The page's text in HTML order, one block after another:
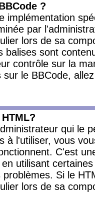
?
implémentation
par
lors de sa
balises sont
contrôle sur la
sur le BBCode,
qui le
à l'utiliser, vous
C'est
utilisant
Si le
lors de sa